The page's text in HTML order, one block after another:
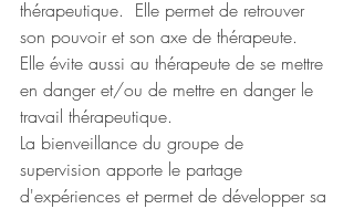
thérapeutique.  Elle permet de retrouver
son pouvoir et son axe de thérapeute.
Elle évite aussi au thérapeute de se mettre
en danger et/ou de mettre en danger le
travail thérapeutique.
La bienveillance du groupe de
supervision apporte le partage
d'expériences et permet de développer sa